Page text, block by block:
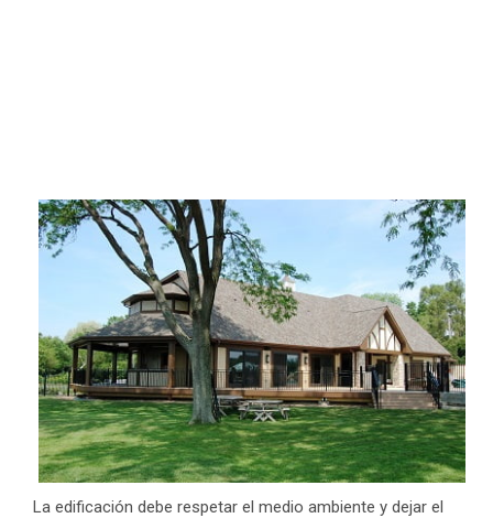
La edificación debe respetar el medio ambiente y dejar el